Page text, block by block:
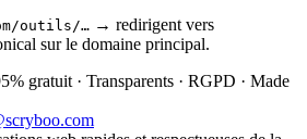
outils/… → redirigent vers
sur le domaine principal.
gratuit · Transparents · RGPD · Made